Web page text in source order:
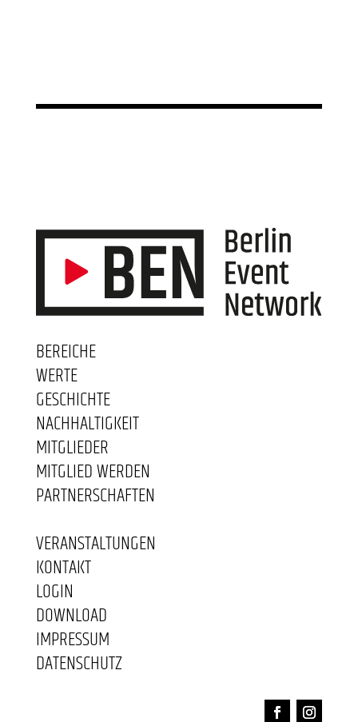
BEREICHE
WERTE
GESCHICHTE
NACHHALTIGKEIT
MITGLIEDER
MITGLIED WERDEN
PARTNERSCHAFTEN
VERANSTALTUNGEN
KONTAKT
LOGIN
DOWNLOAD
IMPRESSUM
DATENSCHUTZ